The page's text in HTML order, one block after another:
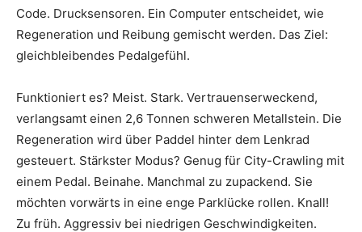
Code. Drucksensoren. Ein Computer entscheidet, wie
Regeneration und Reibung gemischt werden. Das Ziel:
gleichbleibendes Pedalgefühl.
Funktioniert es? Meist. Stark. Vertrauenserweckend,
verlangsamt einen 2,6 Tonnen schweren Metallstein. Die
Regeneration wird über Paddel hinter dem Lenkrad
gesteuert. Stärkster Modus? Genug für City-Crawling mit
einem Pedal. Beinahe. Manchmal zu zupackend. Sie
möchten vorwärts in eine enge Parklücke rollen. Knall!
Zu früh. Aggressiv bei niedrigen Geschwindigkeiten.